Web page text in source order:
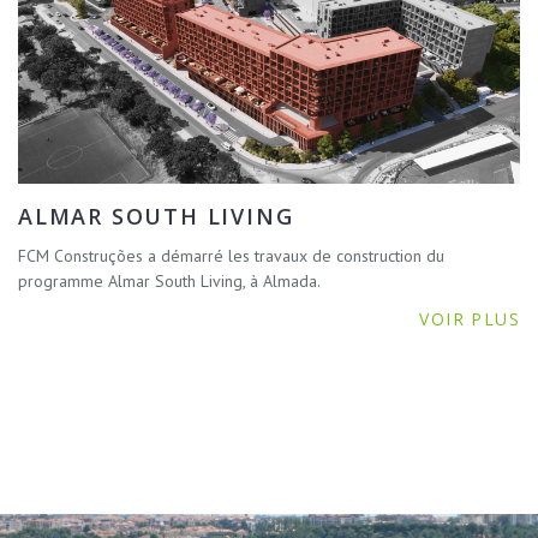
ALMAR SOUTH LIVING
FCM Construções a démarré les travaux de construction du
programme Almar South Living, à Almada.
VOIR PLUS